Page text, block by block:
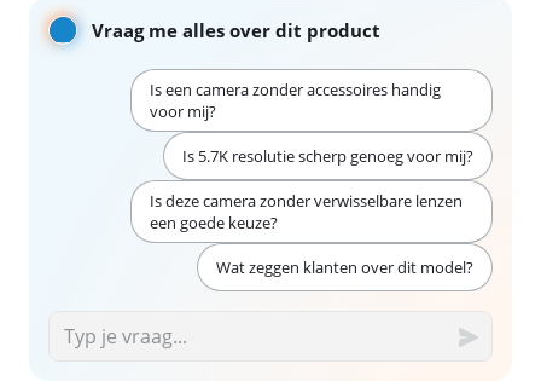
Vraag me alles over dit product
Is een camera zonder accessoires handig
voor mij?
Is 5.7K resolutie scherp genoeg voor mij?
Is deze camera zonder verwisselbare lenzen
een goede keuze?
Wat zeggen klanten over dit model?